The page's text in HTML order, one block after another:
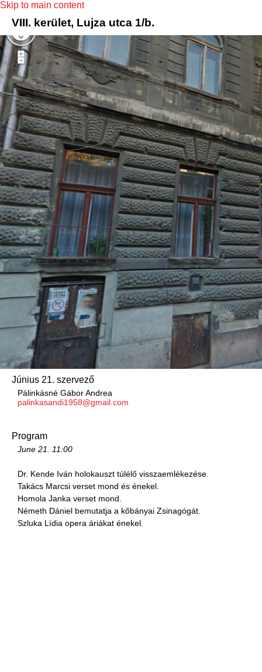
Skip to main content
VIII. kerület, Lujza utca 1/b.
Június 21. szervező
Pálinkásné Gábor Andrea
palinkasandi1958@gmail.com
Program
June 21. 11:00
Dr. Kende Iván holokauszt túlélő visszaemlékezése.
Takács Marcsi verset mond és énekel.
Homola Janka verset mond.
Németh Dániel bemutatja a kőbányai Zsinagógát.
Szluka Lídia opera áriákat énekel.